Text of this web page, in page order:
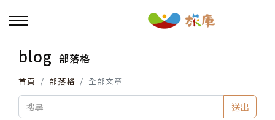
回主選單
活動報名
blog 部落格
首頁 部落格 全部文章
送出